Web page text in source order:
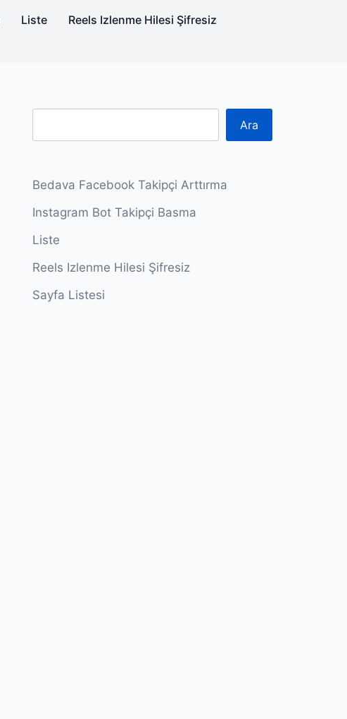
Liste
Reels Izlenme Hilesi Şifresiz
Ara
Bedava Facebook Takipçi Arttırma
Instagram Bot Takipçi Basma
Liste
Reels Izlenme Hilesi Şifresiz
Sayfa Listesi